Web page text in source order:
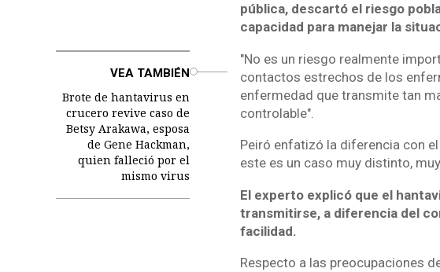
pública, descartó el riesgo
capacidad para manejar la
VEA TAMBIÉN
Brote de hantavirus en
crucero revive caso de
Betsy Arakawa, esposa
de Gene Hackman,
quien falleció por el
mismo virus
"No es un riesgo realmente
contactos estrechos de los
enfermedad que transmite tan
controlable".
Peiró enfatizó la diferencia con
este es un caso muy distinto,
El experto explicó que el
transmitirse, a diferencia del
facilidad.
Respecto a las preocupaciones